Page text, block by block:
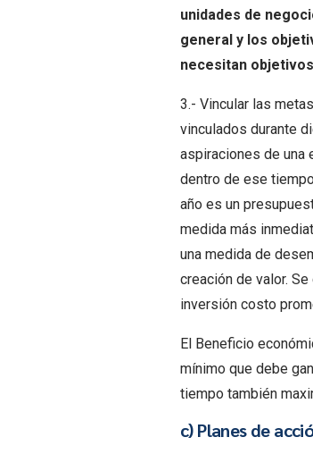
unidades de
general y los
necesitan
3.- Vincular las
vinculados durante
aspiraciones de una
dentro de ese
año es un
medida más
una medida de
creación de valor.
inversión costo
El Beneficio
mínimo que debe
tiempo también
c) Planes de